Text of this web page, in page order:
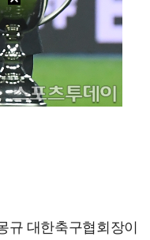
대한축구협회장이